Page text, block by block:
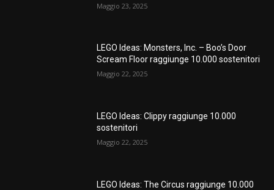
Maggio 23, 2025
LEGO Ideas: Monsters, Inc. – Boo’s Door
Scream Floor raggiunge 10.000 sostenitori
Maggio 22, 2025
LEGO Ideas: Clippy raggiunge 10.000
sostenitori
Maggio 22, 2025
LEGO Ideas: The Circus raggiunge 10.000